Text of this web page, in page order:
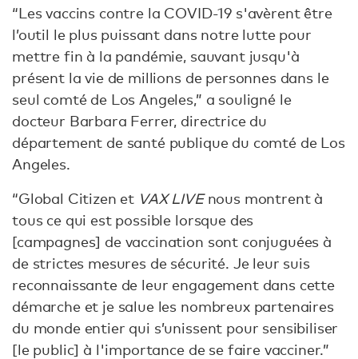
“Les vaccins contre la COVID-19 s'avèrent être
l’outil le plus puissant dans notre lutte pour
mettre fin à la pandémie, sauvant jusqu'à
présent la vie de millions de personnes dans le
seul comté de Los Angeles,” a souligné le
docteur Barbara Ferrer, directrice du
département de santé publique du comté de Los
Angeles.
“Global Citizen et VAX LIVEnous montrent à
tous ce qui est possible lorsque des
[campagnes] de vaccination sont conjuguées à
de strictes mesures de sécurité. Je leur suis
reconnaissante de leur engagement dans cette
démarche et je salue les nombreux partenaires
du monde entier qui s’unissent pour sensibiliser
[le public] à l'importance de se faire vacciner.”